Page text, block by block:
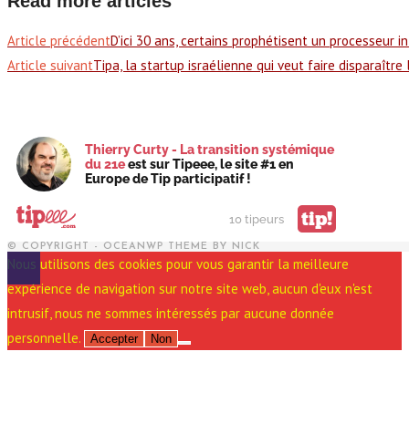
Article précédentD’ici 30 ans, certains prophétisent un processeur
Article suivantTipa, la startup israélienne qui veut faire
Thierry Curty - La transition systémique
du 21eest sur Tipeee, le site #1 en
Europe de Tip participatif !
10 tipeurs tip!
© COPYRIGHT - OCEANWP THEME BY NICK
Nous utilisons des cookies pour vous garantir la meilleure
expérience de navigation sur notre site web, aucun d'eux n'est
intrusif, nous ne sommes intéressés par aucune donnée
personnelle.
Accepter Non